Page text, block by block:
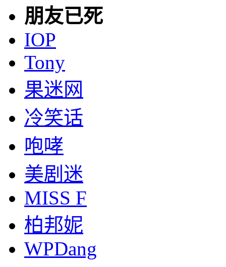
朋友已死
IOP
Tony
果迷网
冷笑话
咆哮
美剧迷
MISS F
柏邦妮
WPDang